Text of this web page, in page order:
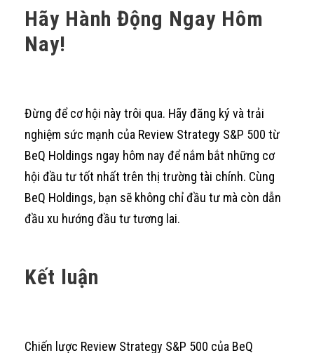
Hãy Hành Động Ngay Hôm
Nay!
Đừng để cơ hội này trôi qua. Hãy đăng ký và trải
nghiệm sức mạnh của Review Strategy S&P 500 từ
BeQ Holdings ngay hôm nay để nắm bắt những cơ
hội đầu tư tốt nhất trên thị trường tài chính. Cùng
BeQ Holdings, bạn sẽ không chỉ đầu tư mà còn dẫn
đầu xu hướng đầu tư tương lai.
Kết luận
Chiến lược Review Strategy S&P 500 của BeQ